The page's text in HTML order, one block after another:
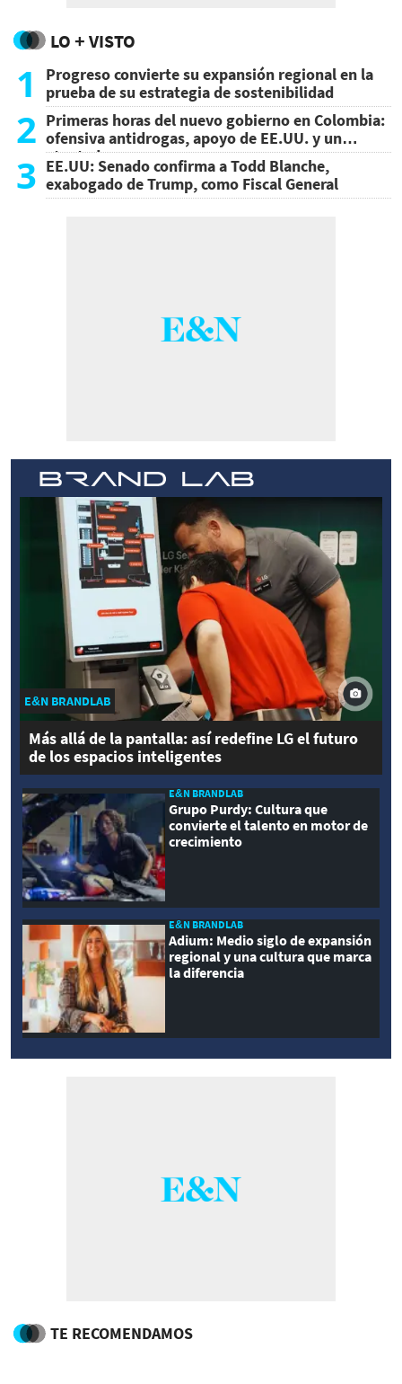
LO + VISTO
1
Progreso convierte su expansión regional en la
prueba de su estrategia de sostenibilidad
2 Primeras horas del nuevo gobierno en Colombia:
ofensiva antidrogas, apoyo de EE.UU. y un
atentado
3 EE.UU: Senado confirma a Todd Blanche,
exabogado de Trump, como Fiscal General
E&N BRANDLAB
Más allá de la pantalla: así redefine LG el futuro
de los espacios inteligentes
E&N BRANDLAB
Grupo Purdy: Cultura que
convierte el talento en motor de
crecimiento
E&N BRANDLAB
Adium: Medio siglo de expansión
regional y una cultura que marca
la diferencia
TE RECOMENDAMOS